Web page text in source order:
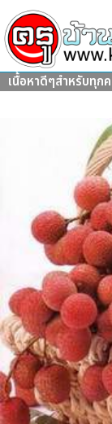
เนื้อหาดีๆสำหรับทุก